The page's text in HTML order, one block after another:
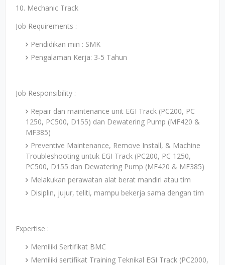
10. Mechanic Track
Job Requirements :
Pendidikan min : SMK
Pengalaman Kerja: 3-5 Tahun
Job Responsibility :
Repair dan maintenance unit EGI Track (PC200, PC
1250, PC500, D155) dan Dewatering Pump (MF420 &
MF385)
Preventive Maintenance, Remove Install, & Machine
Troubleshooting untuk EGI Track (PC200, PC 1250,
PC500, D155 dan Dewatering Pump (MF420 & MF385)
Melakukan perawatan alat berat mandiri atau tim
Disiplin, jujur, teliti, mampu bekerja sama dengan tim
Expertise :
Memiliki Sertifikat BMC
Memiliki sertifikat Training Teknikal EGI Track (PC2000,